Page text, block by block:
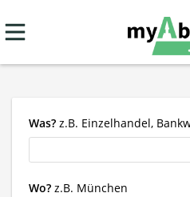
Was? z.B. Einzelhandel,
Wo? z.B. München